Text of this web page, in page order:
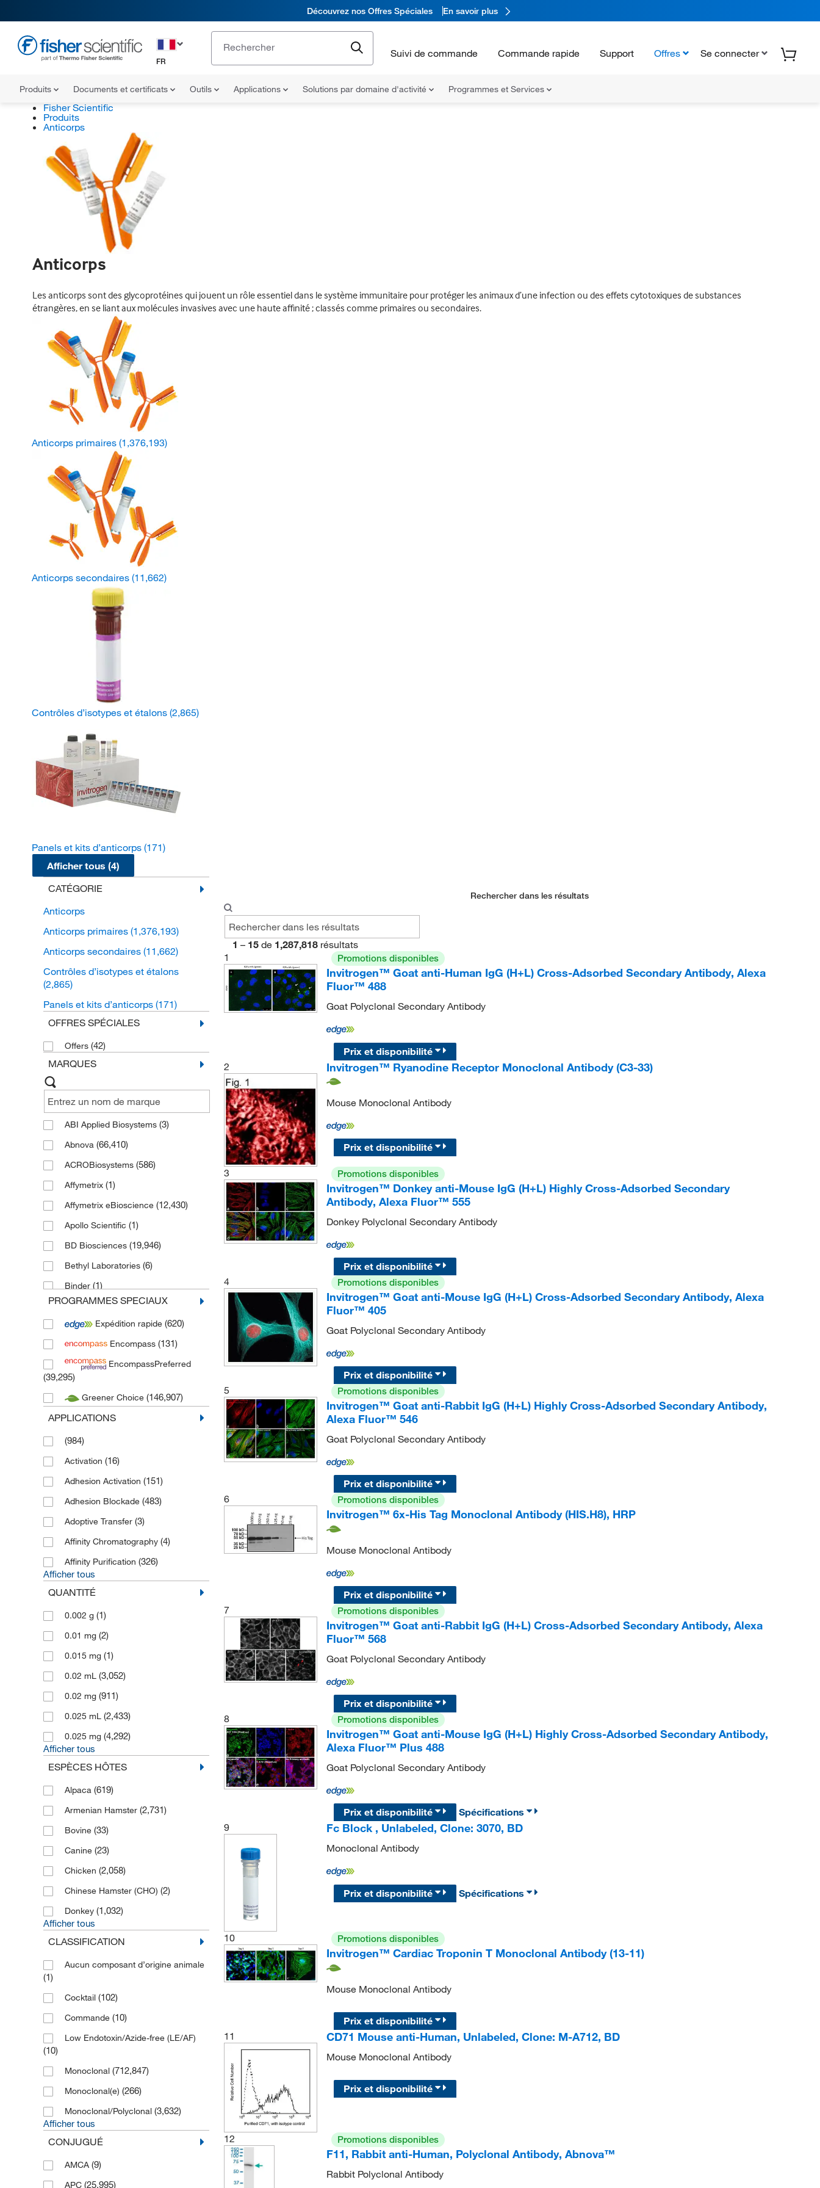
Découvrez nos Offres Spéciales En savoir plus
FR
Suivi de commande Commande rapide Support Offres Se connecter
Produits Documents et certificats Outils Applications Solutions par domaine d'activité Programmes et Services
Fisher Scientific
Produits
Anticorps
Anticorps
Les anticorps sont des glycoprotéines qui jouent un rôle essentiel dans le système immunitaire pour protéger les animaux d’une infection ou des effets cytotoxiques de substances
étrangères, en se liant aux molécules invasives avec une haute affinité ; classés comme primaires ou secondaires.
Anticorps primaires (1,376,193)
Anticorps secondaires (11,662)
Contrôles d’isotypes et étalons (2,865)
Panels et kits d’anticorps (171)
Afficher tous (4)
CATÉGORIE
Anticorps
Anticorps primaires (1,376,193)
Anticorps secondaires (11,662)
Contrôles d’isotypes et étalons
(2,865)
Panels et kits d’anticorps (171)
OFFRES SPÉCIALES
Offers (42)
MARQUES
ABI Applied Biosystems (3)
Abnova (66,410)
ACROBiosystems (586)
Affymetrix (1)
Affymetrix eBioscience (12,430)
Apollo Scientific (1)
BD Biosciences (19,946)
Bethyl Laboratories (6)
Binder (1)
Bio-Techne(5,386)
BLD Pharm(2)
Brand Not Defined(1)
Chromotek(79)
EnquireBio(2,749)
Gibco
Invitrogen (139,943)
Jackson Immunoresearch
Labconco(1)
Life Science products Cytiva
Life Technologies(1)
Medac(1)
Medchem Express
(30,306)
Origene Technologies
PEPperPRINT
Proteintech(34,065)
R&D Systems(103,618)
RD Systems (Bio-Techne)
PROGRAMMES SPECIAUX
Expédition rapide (620)
Encompass (131)
EncompassPreferred
(39,295)
Greener Choice (146,907)
APPLICATIONS
(984)
Activation (16)
Adhesion Activation (151)
Adhesion Blockade (483)
Adoptive Transfer (3)
Affinity Chromatography (4)
Affinity Purification (326)
Afficher tous
QUANTITÉ
0.002 g (1)
0.01 mg (2)
0.015 mg (1)
0.02 mL (3,052)
0.02 mg (911)
0.025 mL (2,433)
0.025 mg (4,292)
Afficher tous
ESPÈCES HÔTES
Alpaca (619)
Armenian Hamster (2,731)
Bovine (33)
Canine (23)
Chicken (2,058)
Chinese Hamster (CHO) (2)
Donkey (1,032)
Afficher tous
CLASSIFICATION
Aucun composant d’origine animale
(1)
Cocktail (102)
Commande (10)
Low Endotoxin/Azide-free (LE/AF)
(10)
Monoclonal (712,847)
Monoclonal(e) (266)
Monoclonal/Polyclonal (3,632)
Afficher tous
CONJUGUÉ
AMCA (9)
APC (25,995)
Rechercher dans les résultats
1 – 15 de 1,287,818 résultats
1
Promotions disponibles
Invitrogen™ Goat anti-Human IgG (H+L) Cross-Adsorbed Secondary Antibody, Alexa
Fluor™ 488
Goat Polyclonal Secondary Antibody
Prix et disponibilité
2
Invitrogen™ Ryanodine Receptor Monoclonal Antibody (C3-33)
Mouse Monoclonal Antibody
Prix et disponibilité
3 Promotions disponibles
Invitrogen™ Donkey anti-Mouse IgG (H+L) Highly Cross-Adsorbed Secondary
Antibody, Alexa Fluor™ 555
Donkey Polyclonal Secondary Antibody
Prix et disponibilité
4
Promotions disponibles
Invitrogen™ Goat anti-Mouse IgG (H+L) Cross-Adsorbed Secondary Antibody, Alexa
Fluor™ 405
Goat Polyclonal Secondary Antibody
Prix et disponibilité
5
Promotions disponibles
Invitrogen™ Goat anti-Rabbit IgG (H+L) Highly Cross-Adsorbed Secondary Antibody,
Alexa Fluor™ 546
Goat Polyclonal Secondary Antibody
Prix et disponibilité
6
Promotions disponibles
Invitrogen™ 6x-His Tag Monoclonal Antibody (HIS.H8), HRP
Mouse Monoclonal Antibody
Prix et disponibilité
7
Promotions disponibles
Invitrogen™ Goat anti-Rabbit IgG (H+L) Cross-Adsorbed Secondary Antibody, Alexa
Fluor™ 568
Goat Polyclonal Secondary Antibody
Prix et disponibilité
8
Promotions disponibles
Invitrogen™ Goat anti-Mouse IgG (H+L) Highly Cross-Adsorbed Secondary Antibody,
Alexa Fluor™ Plus 488
Goat Polyclonal Secondary Antibody
Prix et disponibilité
Spécifications
9
Fc Block , Unlabeled, Clone: 3070, BD
Monoclonal Antibody
Prix et disponibilité Spécifications
10 Promotions disponibles
Invitrogen™ Cardiac Troponin T Monoclonal Antibody (13-11)
Mouse Monoclonal Antibody
Prix et disponibilité
11
CD71 Mouse anti-Human, Unlabeled, Clone: M-A712, BD
Mouse Monoclonal Antibody
Prix et disponibilité
12 Promotions disponibles
F11, Rabbit anti-Human, Polyclonal Antibody, Abnova™
Rabbit Polyclonal Antibody